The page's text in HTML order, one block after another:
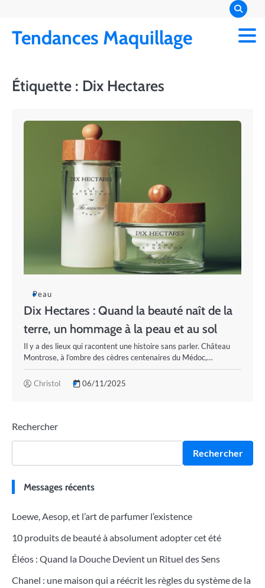
content
Tendances Maquillage
Étiquette : Dix Hectares
Peau
Dix Hectares : Quand la beauté naît de la
terre, un hommage à la peau et au sol
Il y a des lieux qui racontent une histoire sans parler. Château
Montrose, à l’ombre des cèdres centenaires du Médoc,…
Christol 06/11/2025
Rechercher
Rechercher
Messages récents
Loewe, Aesop, et l’art de parfumer l’existence
10 produits de beauté à absolument adopter cet été
Éléos : Quand la Douche Devient un Rituel des Sens
Chanel : une maison qui a réécrit les règles du système de la